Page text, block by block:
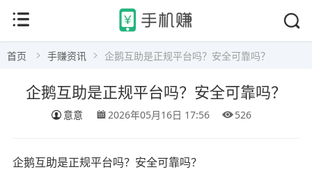
首页 手赚资讯 企鹅互助是正规平台吗？安全可靠吗？
企鹅互助是正规平台吗？安全可靠吗？
意意 2026年05月16日 17:56 526
企鹅互助是正规平台吗？安全可靠吗？